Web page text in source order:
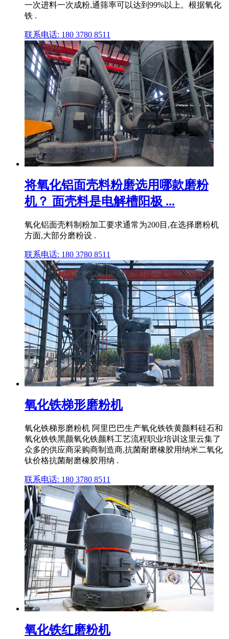
一次进料一次成粉,通筛率可以达到99%以上。根据氧化
铁 .
联系电话: 180 3780 8511
将氧化铝面壳料粉磨选用哪款磨粉
机？ 面壳料是电解槽阳极 ...
氧化铝面壳料制粉加工要求通常为200目,在选择磨粉机
方面,大部分磨粉设 .
联系电话: 180 3780 8511
氧化铁梯形磨粉机
氧化铁梯形磨粉机 阿里巴巴生产氧化铁铁黄颜料硅石和
氧化铁铁黑颜氧化铁颜料工艺流程职业培训这里云集了
众多的供应商采购商制造商,抗菌耐磨橡胶用纳米二氧化
钛价格抗菌耐磨橡胶用纳 .
联系电话: 180 3780 8511
氧化铁红磨粉机